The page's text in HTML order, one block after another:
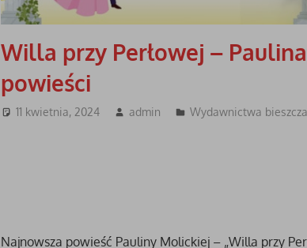
Willa przy Perłowej –
powieści
11 kwietnia, 2024 admin Wydawnictwa
Najnowsza powieść Pauliny Molickiej – „Willa przy